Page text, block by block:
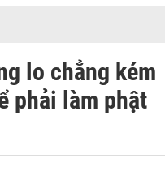
lo chẳng kém
phải làm phật